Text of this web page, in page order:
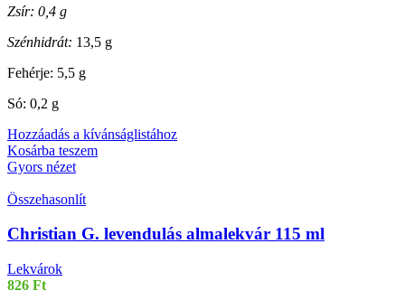
Zsír: 0,4 g
Szénhidrát: 13,5 g
Fehérje: 5,5 g
Só: 0,2 g
Hozzáadás a kívánságlistához
Kosárba teszem
Gyors nézet
Összehasonlít
Christian G. levendulás almalekvár 115 ml
Lekvárok
826 Ft